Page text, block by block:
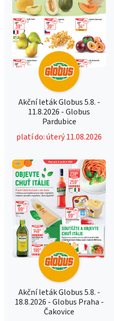
Akční leták Globus 5.8. -
11.8.2026 - Globus
Pardubice
platí do: úterý 11.08.2026
Akční leták Globus 5.8. -
18.8.2026 - Globus Praha -
Čakovice